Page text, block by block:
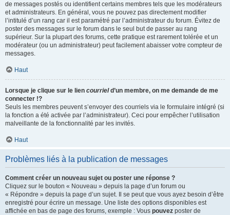
de messages postés ou identifient certains membres tels que les modérateurs
et administrateurs. En général, vous ne pouvez pas directement modifier
l’intitulé d’un rang car il est paramétré par l’administrateur du forum. Évitez de
poster des messages sur le forum dans le seul but de passer au rang
supérieur. Sur la plupart des forums, cette pratique est rarement tolérée et un
modérateur (ou un administrateur) peut facilement abaisser votre compteur de
messages.
Haut
Lorsque je clique sur le lien courrield’un membre, on me demande de me
connecter !?
Seuls les membres peuvent s’envoyer des courriels via le formulaire intégré (si
la fonction a été activée par l’administrateur). Ceci pour empêcher l’utilisation
malveillante de la fonctionnalité par les invités.
Haut
Problèmes liés à la publication de messages
Comment créer un nouveau sujet ou poster une réponse ?
Cliquez sur le bouton « Nouveau » depuis la page d’un forum ou
« Répondre » depuis la page d’un sujet. Il se peut que vous ayez besoin d’être
enregistré pour écrire un message. Une liste des options disponibles est
affichée en bas de page des forums, exemple : Vous pouvez poster de